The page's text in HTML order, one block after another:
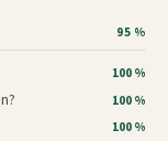
95 %
100 %
100 %
100 %